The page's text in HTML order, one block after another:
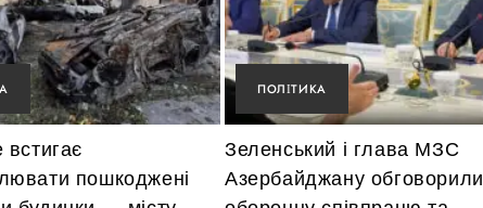
встигає
пошкоджені
ПОЛІТИКА
Зеленський і глава МЗС
Азербайджану обговорили